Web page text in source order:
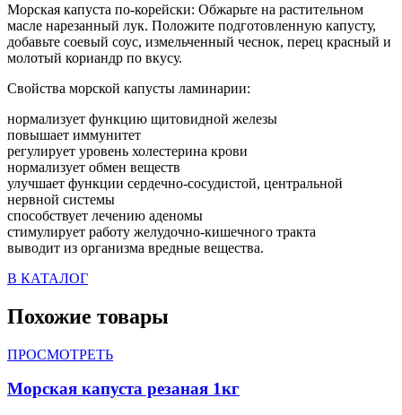
Морская капуста по-корейски: Обжарьте на растительном
масле нарезанный лук. Положите подготовленную капусту,
добавьте соевый соус, измельченный чеснок, перец красный и
молотый кориандр по вкусу.
Свойства морской капусты ламинарии:
нормализует функцию щитовидной железы
повышает иммунитет
регулирует уровень холестерина крови
нормализует обмен веществ
улучшает функции сердечно-сосудистой, центральной
нервной системы
способствует лечению аденомы
стимулирует работу желудочно-кишечного тракта
выводит из организма вредные вещества.
В КАТАЛОГ
Похожие товары
ПРОСМОТРЕТЬ
Морская капуста резаная 1кг